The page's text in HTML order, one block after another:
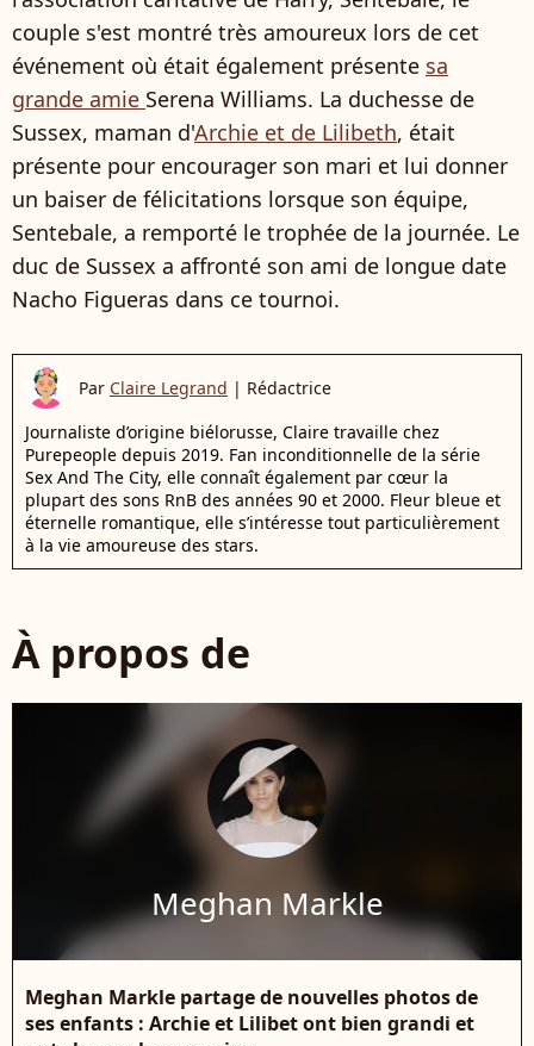
couple s'est montré très amoureux lors de cet
événement où était également présente sa
grande amie Serena Williams. La duchesse de
Sussex, maman d'Archie et de Lilibeth, était
présente pour encourager son mari et lui donner
un baiser de félicitations lorsque son équipe,
Sentebale, a remporté le trophée de la journée. Le
duc de Sussex a affronté son ami de longue date
Nacho Figueras dans ce tournoi.
Par Claire Legrand | Rédactrice
Journaliste d’origine biélorusse, Claire travaille chez
Purepeople depuis 2019. Fan inconditionnelle de la série
Sex And The City, elle connaît également par cœur la
plupart des sons RnB des années 90 et 2000. Fleur bleue et
éternelle romantique, elle s’intéresse tout particulièrement
à la vie amoureuse des stars.
À propos de
Meghan Markle
Meghan Markle partage de nouvelles photos de
ses enfants : Archie et Lilibet ont bien grandi et